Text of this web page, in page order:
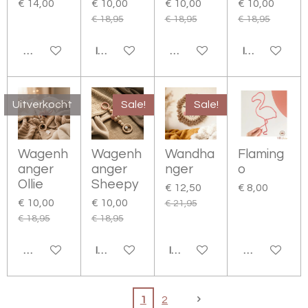
€ 14,00
BEKIJK DETAILS
€ 10,00
€ 18,95
IN WINKELWAGEN
€ 10,00
€ 18,95
HOUD MIJ OP DE HOOGTE
€ 10,00
€ 18,95
IN
Uitverkocht
Wagenh
anger
Ollie
€ 10,00
€ 18,95
HOUD MIJ OP DE HOOGTE
Sale!
Wagenh
anger
Sheepy
€ 10,00
€ 18,95
IN WINKELWAGEN
Sale!
Wandha
nger
€ 12,50
€ 21,95
IN WINKELWAGEN
Flaming
o
€ 8,00
BEKIJK
1 2